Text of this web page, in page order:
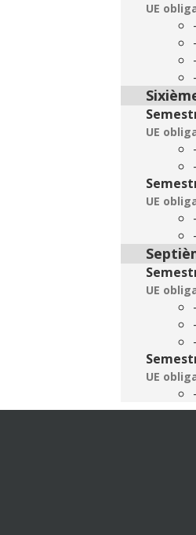
UE
-
-
-
-
UE
-
-
UE
-
-
UE
-
-
-
UE
-